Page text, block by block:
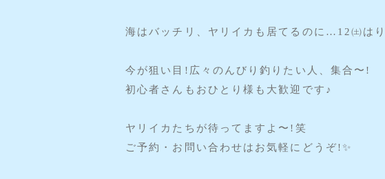
海はバッチリ、ヤリイカも居てるのに…12㈯は
今が狙い目!広々のんびり釣りたい人、集合〜!
初心者さんもおひとり様も大歓迎です♪
ヤリイカたちが待ってますよ〜!笑
ご予約・お問い合わせはお気軽にどうぞ!✨